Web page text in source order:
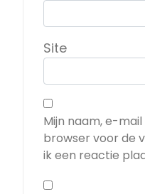
Site
Mijn naam, e-
browser voor de
ik een reactie